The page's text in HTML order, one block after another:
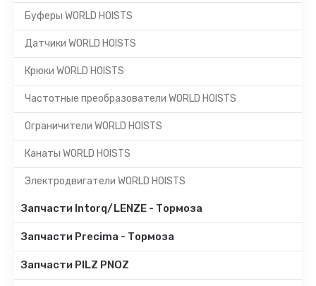
Буферы WORLD HOISTS
Датчики WORLD HOISTS
Крюки WORLD HOISTS
Частотные преобразователи WORLD HOISTS
Ограничители WORLD HOISTS
Канаты WORLD HOISTS
Электродвигатели WORLD HOISTS
Запчасти Intorq/LENZE - Тормоза
Запчасти Precima - Тормоза
Запчасти PILZ PNOZ